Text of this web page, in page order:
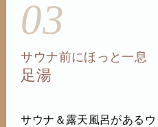
03
サウナ前にほっと一息
足湯
サウナ＆露天風呂がある